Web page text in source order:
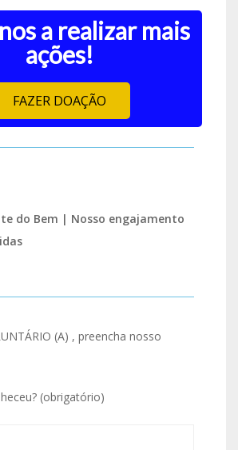
a realizar mais
ações!
FAZER DOAÇÃO
do Bem | Nosso engajamento
(A) , preencha nosso
(obrigatório)